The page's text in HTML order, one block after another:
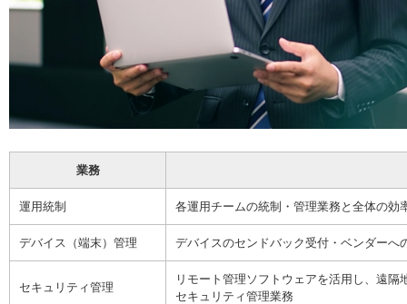
業務
運用統制 各運用チームの統制・管理業務と全体の
デバイス（端末）管理 デバイスのセンドバック受付・ベンダー
セキュリティ管理
リモート管理ソフトウェアを活用し、遠
セキュリティ管理業務